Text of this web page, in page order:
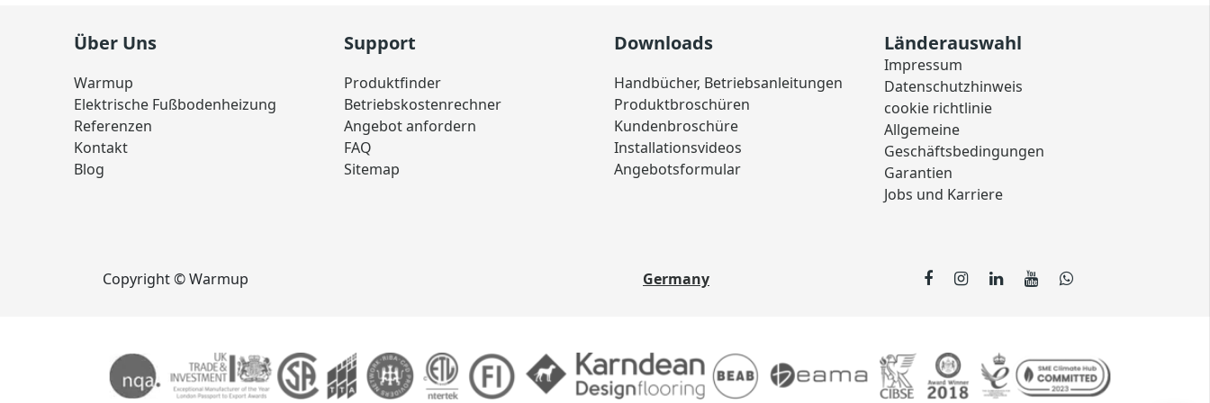
Über Uns
Warmup
Elektrische Fußbodenheizung
Referenzen
Kontakt
Blog
Support
Produktfinder
Betriebskostenrechner
Angebot anfordern
FAQ
Sitemap
Downloads
Handbücher, Betriebsanleitungen
Produktbroschüren
Kundenbroschüre
Installationsvideos
Angebotsformular
Länderauswahl
Impressum
Datenschutzhinweis
cookie richtlinie
Allgemeine
Geschäftsbedingungen
Garantien
Jobs und Karriere
Copyright © Warmup Germany